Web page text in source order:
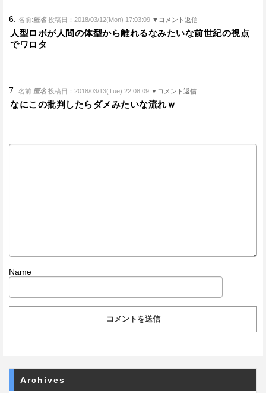
6. 名前:匿名 投稿日：2018/03/12(Mon) 17:03:09 ▼コメント返信
人型ロボが人間の体型から離れるなみたいな前世紀の視点
でワロタ
7. 名前:匿名 投稿日：2018/03/13(Tue) 22:08:09 ▼コメント返信
なにこの批判したらダメみたいな流れｗ
Name
Archives